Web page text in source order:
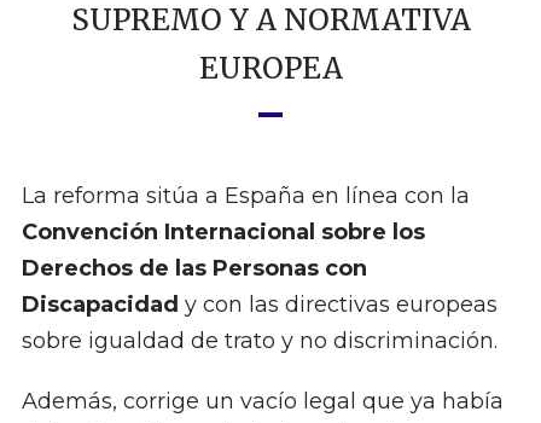
SUPREMO Y A NORMATIVA
EUROPEA
La reforma sitúa a España en línea con la
Convención Internacional sobre los
Derechos de las Personas con
Discapacidad y con las directivas europeas
sobre igualdad de trato y no discriminación.
Además, corrige un vacío legal que ya había